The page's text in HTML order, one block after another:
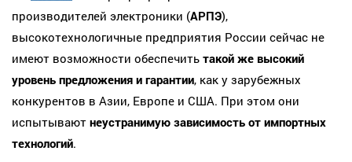
производителей электроники (АРПЭ),
высокотехнологичные предприятия России сейчас не
имеют возможности обеспечить такой же высокий
уровень предложения и гарантии, как у зарубежных
конкурентов в Азии, Европе и США. При этом они
испытывают неустранимую зависимость от импортных
технологий.